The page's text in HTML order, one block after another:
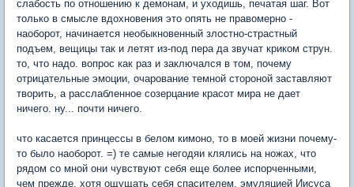
слабость по отношению к демонам, и уходишь, печатая шаг. Вот
только в смысле вдохновения это опять не правомерно -
наоборот, начинается необыкновенный злостно-страстный
подъем, вещицы так и летят из-под пера да звучат криком струн.
то, что надо. вопрос как раз и заключался в том, почему
отрицательные эмоции, очарование темной стороной заставляют
творить, а расслабленное созерцание красот мира не дает
ничего. ну... почти ничего.
что касается принцессы в белом кимоно, то в моей жизни почему-
то было наоборот. =) те самые негодяи клялись на ножах, что
рядом со мной они чувствуют себя еще более испорченными,
чем прежде. хотя ощущать себя спасителем, эмуляцией Иисуса